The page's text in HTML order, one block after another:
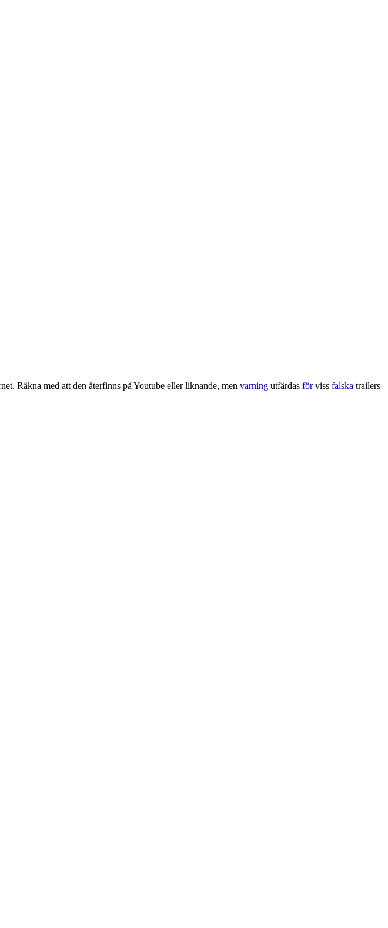
Räkna med att den återfinns på Youtube eller liknande, men varning utfärdas förviss falska trailers